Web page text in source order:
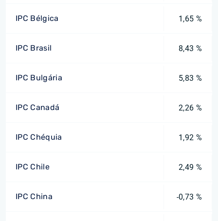
IPC Bélgica 1,65 %
IPC Brasil 8,43 %
IPC Bulgária 5,83 %
IPC Canadá 2,26 %
IPC Chéquia 1,92 %
IPC Chile 2,49 %
IPC China -0,73 %